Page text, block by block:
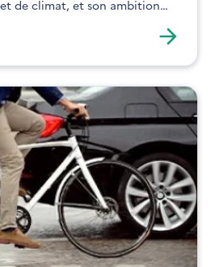
de climat, et son ambition